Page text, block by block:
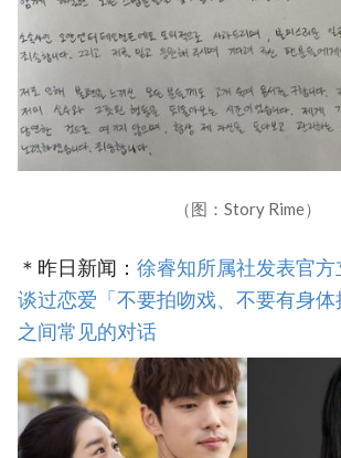
（图：Story Rime）
＊昨日新闻： 徐睿知所属社发表官
谈过恋爱「不要拍吻戏、不要有身体
之间常见的对话